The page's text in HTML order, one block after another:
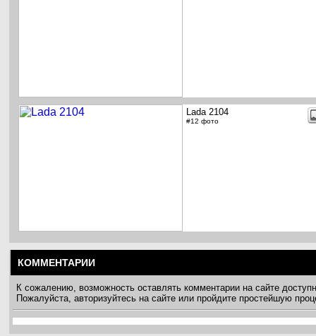
Lada 2104
#12 фото
КОММЕНТАРИИ
К сожалению, возможность оставлять комментарии на сайте
Пожалуйста, авторизуйтесь на сайте или пройдите простейшую